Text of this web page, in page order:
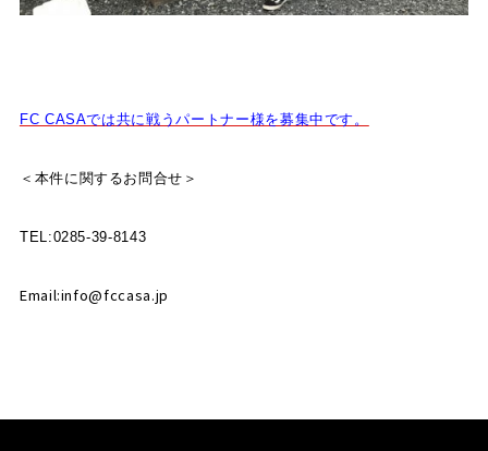
FC CASAでは共に戦うパートナー様を募集中です。
＜本件に関するお問合せ＞
TEL:0285-39-8143
Email:info@fccasa.jp